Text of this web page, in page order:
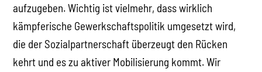
aufzugeben. Wichtig ist vielmehr, dass wirklich
kämpferische Gewerkschaftspolitik umgesetzt wird,
die der Sozialpartnerschaft überzeugt den Rücken
kehrt und es zu aktiver Mobilisierung kommt. Wir